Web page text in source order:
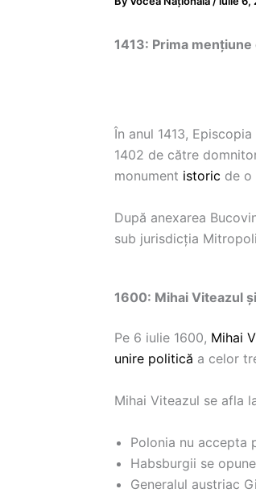
1413: Prima
În anul 1413,
1402 de către
monument istoric de o
După anexarea
sub jurisdicția
1600: Mihai Viteazul
Pe 6 iulie 1600, Mihai
unire politică a celor
Mihai Viteazul se afla
Polonia nu accepta
Habsburgii se
Generalul austriac